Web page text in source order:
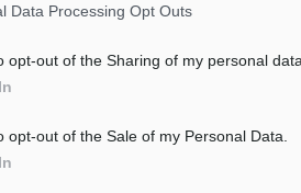
Data Processing Opt Outs
opt-out of the Sharing of my personal data.
opt-out of the Sale of my Personal Data.
θα έπρεπε να είναι το
αρχή έχει
νησί, έχει κατορθώσει
χαθεί κάθε μέτρο